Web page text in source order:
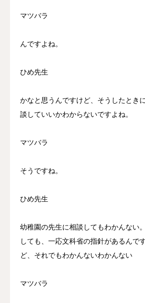
マツバラ
んですよね。
ひめ先生
かなと思うんですけど、そうしたとき
談していいかわからないですよね。
マツバラ
そうですね。
ひめ先生
幼稚園の先生に相談してもわかんない
しても、一応文科省の指針があるんで
ど、それでもわかんないわかんない
マツバラ